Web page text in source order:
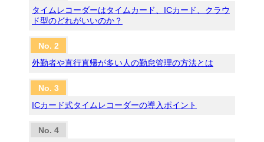
タイムレコーダーはタイムカード、ICカード、クラウ
ド型のどれがいいのか？
外勤者や直行直帰が多い人の勤怠管理の方法とは
ICカード式タイムレコーダーの導入ポイント